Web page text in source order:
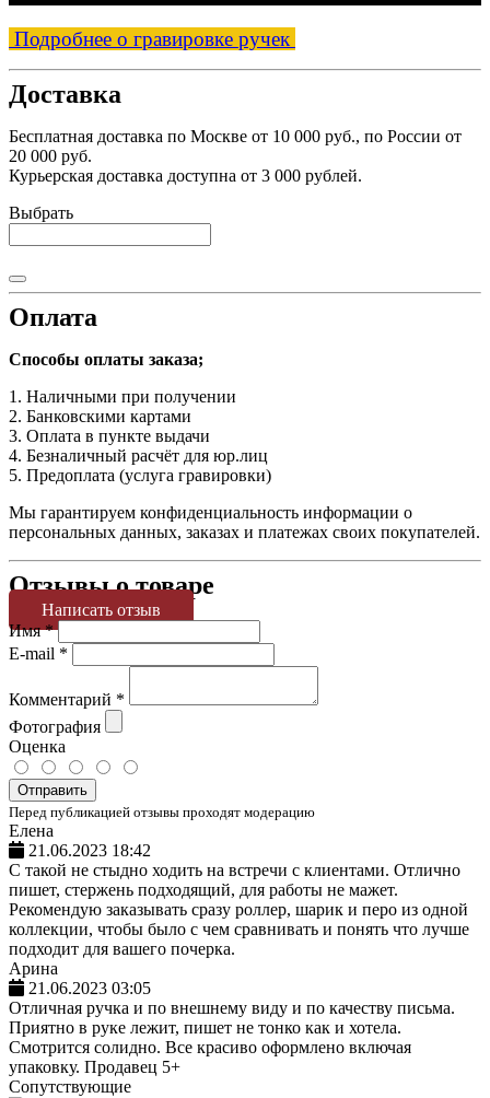
Подробнее о гравировке ручек
Доставка
Бесплатная доставка по Москве от 10 000 руб., по России от
20 000 руб.
Курьерская доставка доступна от 3 000 рублей.
Выбрать
Оплата
Способы оплаты заказа;
1. Наличными при получении
2. Банковскими картами
3. Оплата в пункте выдачи
4. Безналичный расчёт для юр.лиц
5. Предоплата (услуга гравировки)
Мы гарантируем конфиденциальность информации о
персональных данных, заказах и платежах своих покупателей.
Отзывы о товаре
Написать отзыв
Имя*
E-mail *
Комментарий *
Фотография
Оценка
Отправить
Перед публикацией отзывы проходят модерацию
Елена
21.06.2023 18:42
С такой не стыдно ходить на встречи с клиентами. Отлично
пишет, стержень подходящий, для работы не мажет.
Рекомендую заказывать сразу роллер, шарик и перо из одной
коллекции, чтобы было с чем сравнивать и понять что лучше
подходит для вашего почерка.
Арина
21.06.2023 03:05
Отличная ручка и по внешнему виду и по качеству письма.
Приятно в руке лежит, пишет не тонко как и хотела.
Смотрится солидно. Все красиво оформлено включая
упаковку. Продавец 5+
Сопутствующие